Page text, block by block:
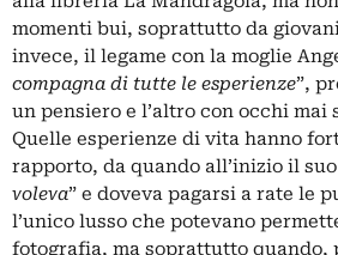
momenti bui, soprattutto da
invece, il legame con la moglie
compagna di tutte le esperienze”,
un pensiero e l’altro con occhi mai
Quelle esperienze di vita hanno
rapporto, da quando all’inizio il
voleva” e doveva pagarsi a rate le
l’unico lusso che potevano
fotografia, ma soprattutto quando,